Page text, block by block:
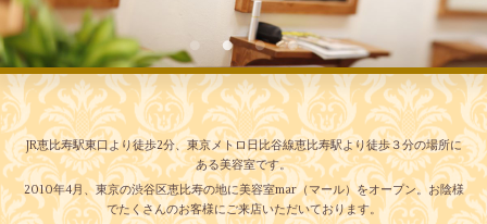
JR恵比寿駅東口より徒歩2分、東京メトロ日比谷線恵比寿駅より徒歩３分の場所に
ある美容室です。
2010年4月、東京の渋谷区恵比寿の地に美容室mar（マール）をオープン。お陰様
でたくさんのお客様にご来店いただいております。